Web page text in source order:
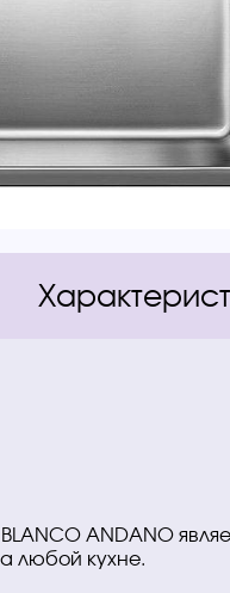
ANDANO
любой кухне.